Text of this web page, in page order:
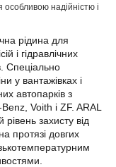
особливою надійністю і
рідина для
і гідравлічних
Спеціально
у вантажівках і
автопарків з
Voith і ZF. ARAL
захисту від
протязі довгих